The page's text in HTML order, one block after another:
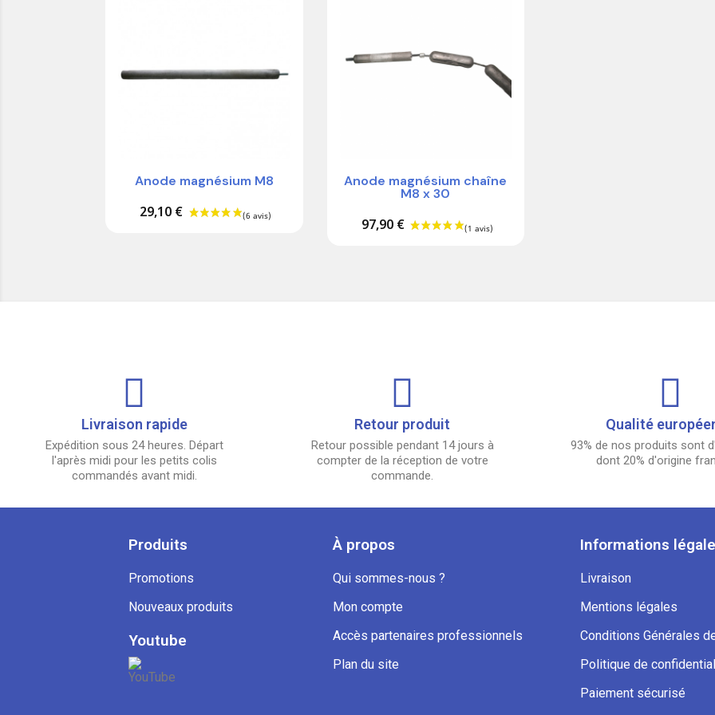
Anode magnésium M8
29,10 €
Anode magnésium chaîne
M8 x 30
97,90 €
Livraison rapide
Expédition sous 24 heures. Départ
l'après midi pour les petits colis
commandés avant midi.
Retour produit
Retour possible pendant 14 jours à
compter de la réception de votre
commande.
Qualité
93% de nos produits sont
dont 20% d'origine
Produits
Promotions
Nouveaux produits
Youtube
À propos
Qui sommes-nous ?
Mon compte
Accès partenaires professionnels
Plan du site
Informations
Livraison
Mentions légales
Conditions Générales
Politique de
Paiement sécurisé